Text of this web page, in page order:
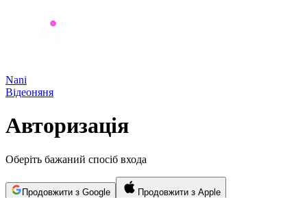
Nani
Відеоняня
Авторизація
Оберіть бажаний спосіб входа
Продовжити з Google Продовжити з Apple